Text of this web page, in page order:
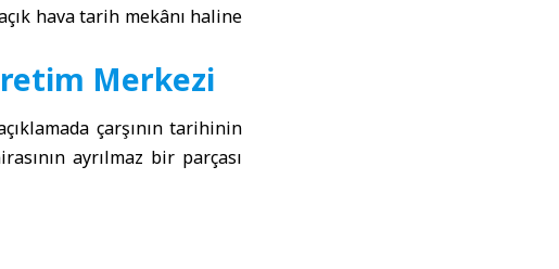
hava tarih mekânı haline
Merkezi
çarşının tarihinin
ayrılmaz bir parçası